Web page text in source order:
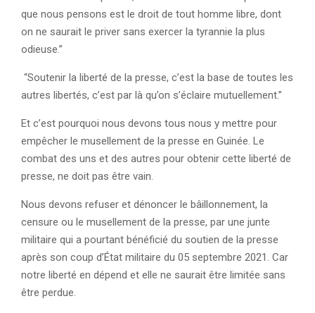
que nous pensons est le droit de tout homme libre, dont
on ne saurait le priver sans exercer la tyrannie la plus
odieuse.”
“Soutenir la liberté de la presse, c’est la base de toutes les
autres libertés, c’est par là qu’on s’éclaire mutuellement.”
Et c’est pourquoi nous devons tous nous y mettre pour
empêcher le musellement de la presse en Guinée. Le
combat des uns et des autres pour obtenir cette liberté de
presse, ne doit pas être vain.
Nous devons refuser et dénoncer le bâillonnement, la
censure ou le musellement de la presse, par une junte
militaire qui a pourtant bénéficié du soutien de la presse
après son coup d’État militaire du 05 septembre 2021. Car
notre liberté en dépend et elle ne saurait être limitée sans
être perdue.